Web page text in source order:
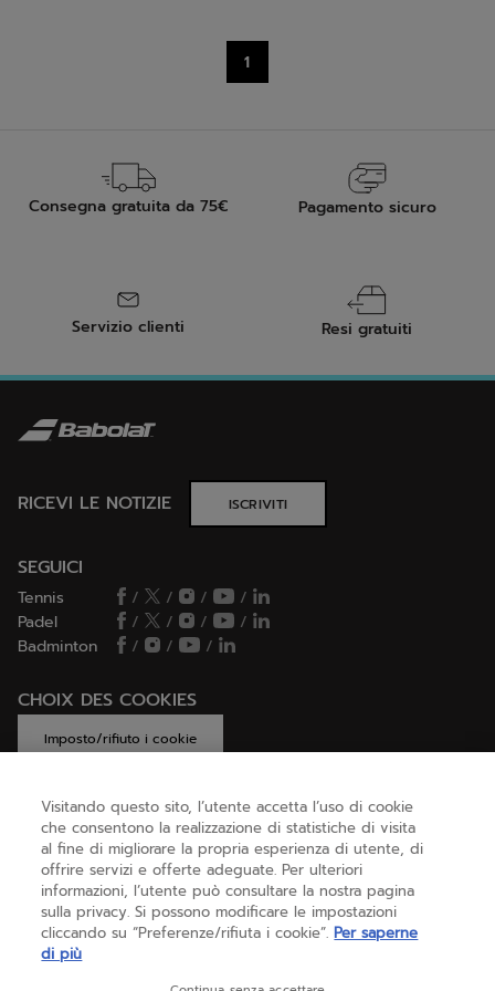
1
Consegna gratuita da 75€ Pagamento sicuro
Servizio clienti Resi gratuiti
RICEVI LE NOTIZIE ISCRIVITI
SEGUICI
Tennis / / /
/
Padel
/ / /
/
Badminton
/ / /
CHOIX DES COOKIES
Imposto/rifiuto i cookie
AIUTO
CHI SIAMO
Visitando questo sito, l’utente accetta l’uso di cookie
che consentono la realizzazione di statistiche di visita
al fine di migliorare la propria esperienza di utente, di
offrire servizi e offerte adeguate. Per ulteriori
informazioni, l’utente può consultare la nostra pagina
sulla privacy. Si possono modificare le impostazioni
cliccando su “Preferenze/rifiuta i cookie”. Per saperne
di più